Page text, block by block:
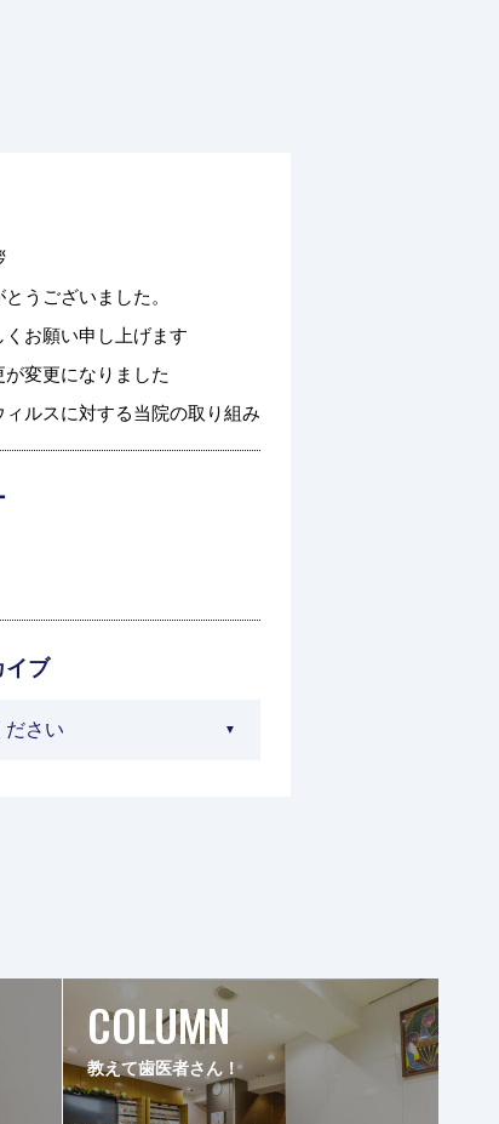
うございました。
お願い申し上げます
変更になりました
ルスに対する当院の取り組み
イブ
COLUMN
教えて歯医者さん！